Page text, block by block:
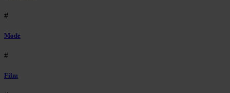
#
Mode
#
Film